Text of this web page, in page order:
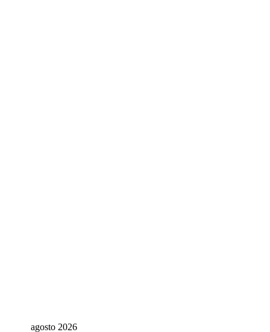
agosto 2026